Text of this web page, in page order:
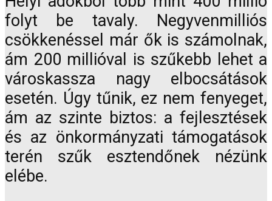
folyt be tavaly. Negyvenmilliós
csökkenéssel már ők is számolnak,
ám 200 millióval is szűkebb lehet a
városkassza nagy elbocsátások
esetén. Úgy tűnik, ez nem fenyeget,
ám az szinte biztos: a fejlesztések
és az önkormányzati támogatások
terén szűk esztendőnek nézünk
elébe.